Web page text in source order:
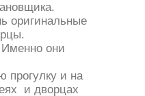
оригинальные
они
и на
и дворцах